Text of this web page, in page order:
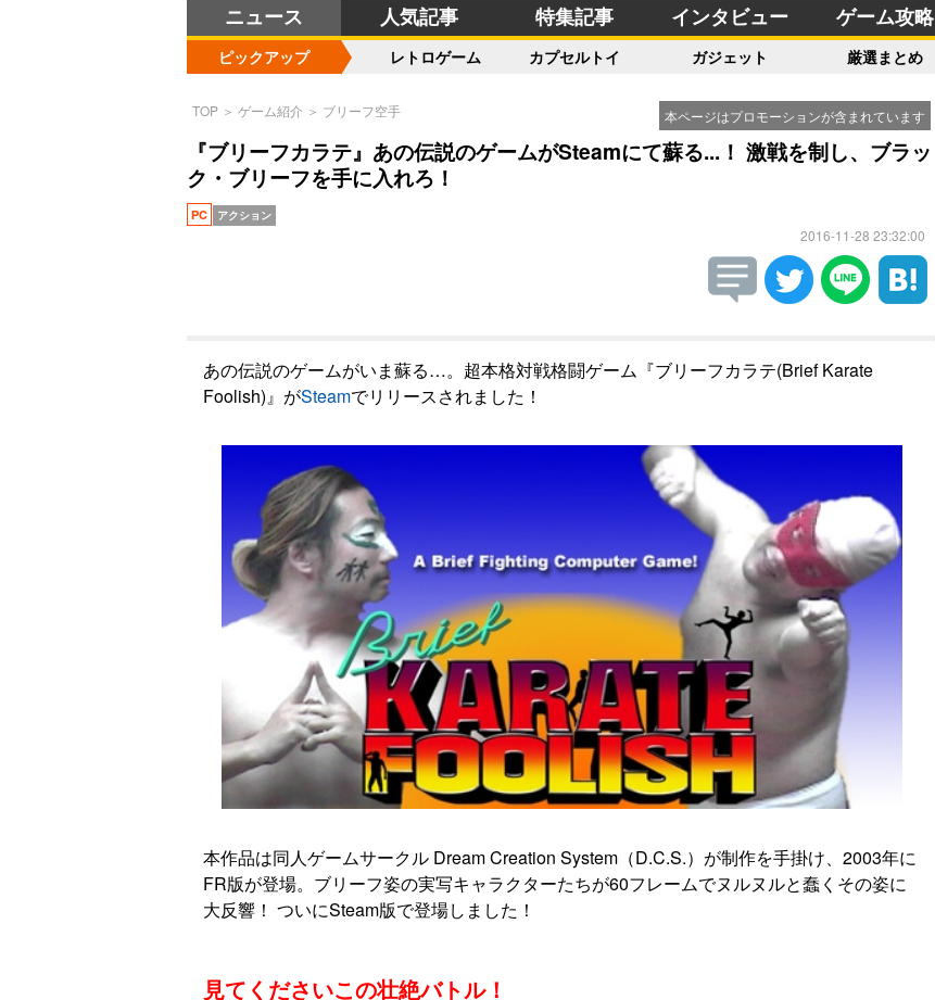
ニュース 人気記事 特集記事 インタビュー ゲーム攻略
ピックアップ レトロゲーム カプセルトイ ガジェット 厳選まとめ
本ページはプロモーションが含まれています
TOP ＞ ゲーム紹介 ＞ ブリーフ空手
『ブリーフカラテ』あの伝説のゲームがSteamにて蘇る...！ 激戦を制し、ブラッ
ク・ブリーフを手に入れろ！
PC アクション
2016-11-28 23:32:00
あの伝説のゲームがいま蘇る…。超本格対戦格闘ゲーム『ブリーフカラテ(Brief Karate
Foolish)』がSteamでリリースされました！
本作品は同人ゲームサークル Dream Creation System（D.C.S.）が制作を手掛け、2003年に
FR版が登場。ブリーフ姿の実写キャラクターたちが60フレームでヌルヌルと蠢くその姿に
大反響！ ついにSteam版で登場しました！
見てくださいこの壮絶バトル！